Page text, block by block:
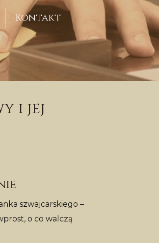
Kontakt
i jej
szwajcarskiego –
o co walczą